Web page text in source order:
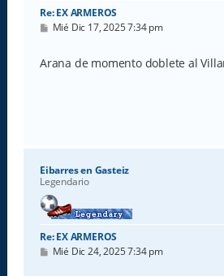
Re: EX ARMEROS
M
s
a
Mié Dic 17, 2025 7:34 pm
Arana de momento doblete al
Eibarres en Gasteiz
Legendario
Re: EX ARMEROS
M
Mié Dic 24, 2025 7:34 pm